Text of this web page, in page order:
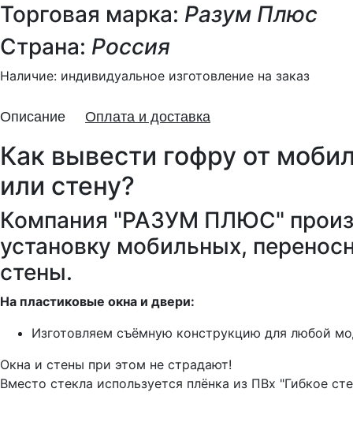
Торговая марка: Разум Плюс
Страна: Россия
Наличие: индивидуальное изготовление на заказ
Описание Оплата и доставка
Как вывести гофру от
или стену?
Компания "РАЗУМ ПЛЮС"
установку мобильных,
стены.
На пластиковые окна и двери:
Изготовляем съёмную конструкцию для любой
Окна и стены при этом не страдают!
Вместо стекла используется плёнка из ПВх "Гибкое